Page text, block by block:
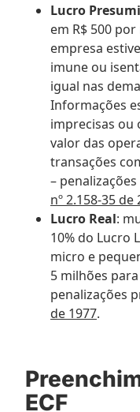
Lucro
em R$ 500
empresa
imune ou
igual nas
Informações
imprecisas ou
valor das
transações
–
nº 2.158-35 de
Lucro Real:
10% do Lucro
micro e
5 milhões
penalizações
de 1977.
ECF